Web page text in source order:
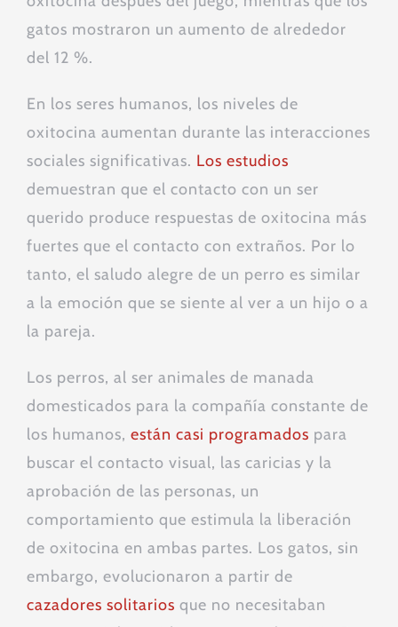
gatos mostraron un aumento de alrededor
del 12 %.
En los seres humanos, los niveles de
oxitocina aumentan durante las interacciones
sociales significativas. Los estudios
demuestran que el contacto con un ser
querido produce respuestas de oxitocina más
fuertes que el contacto con extraños. Por lo
tanto, el saludo alegre de un perro es similar
a la emoción que se siente al ver a un hijo o a
la pareja.
Los perros, al ser animales de manada
domesticados para la compañía constante de
los humanos, están casi programados para
buscar el contacto visual, las caricias y la
aprobación de las personas, un
comportamiento que estimula la liberación
de oxitocina en ambas partes. Los gatos, sin
embargo, evolucionaron a partir de
cazadores solitarios que no necesitaban